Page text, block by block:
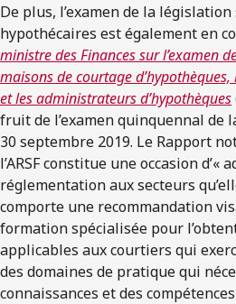
De plus, l’examen de la
hypothécaires est également en
ministre des Finances sur l’examen
maisons de courtage
et les administrateurs d’hypothèques
fruit de l’examen quinquennal de
30 septembre 2019. Le Rapport
l’ARSF constitue une occasion d’«
réglementation aux secteurs
comporte une recommandation
formation spécialisée pour
applicables aux courtiers qui
des domaines de pratique qui
connaissances et des